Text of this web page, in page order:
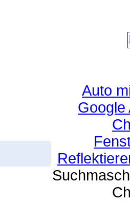
Auto
Google